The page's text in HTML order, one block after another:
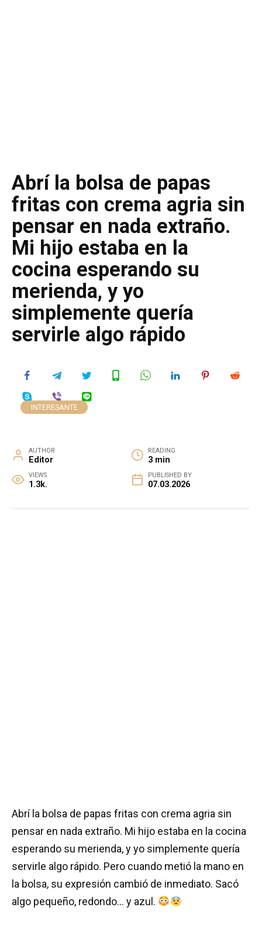
Abrí la bolsa de papas
fritas con crema agria sin
pensar en nada extraño.
Mi hijo estaba en la
cocina esperando su
merienda, y yo
simplemente quería
servirle algo rápido
INTERESANTE
AUTHOR
Editor
READING
3 min
VIEWS
1.3k.
PUBLISHED BY
07.03.2026
Abrí la bolsa de papas fritas con crema agria sin
pensar en nada extraño. Mi hijo estaba en la cocina
esperando su merienda, y yo simplemente quería
servirle algo rápido. Pero cuando metió la mano en
la bolsa, su expresión cambió de inmediato. Sacó
algo pequeño, redondo… y azul.